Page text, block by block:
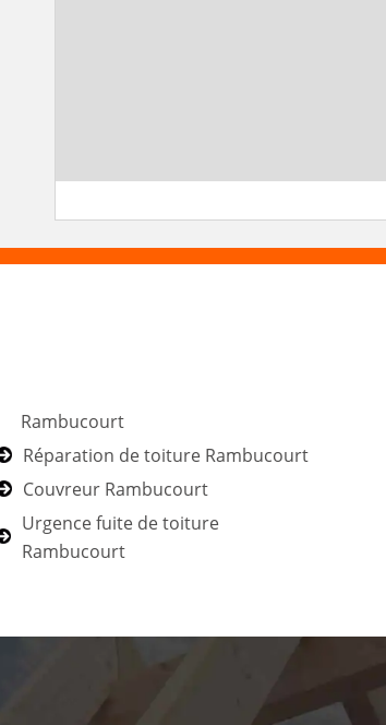
Rambucourt
Réparation de toiture Rambucourt
Couvreur Rambucourt
Urgence fuite de toiture
Rambucourt